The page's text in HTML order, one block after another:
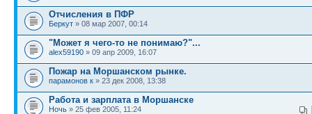
Отчисления в ПФР
Беркут » 08 мар 2007, 00:14
"Может я чего-то не понимаю?"...
alex59190 » 09 апр 2009, 16:07
Пожар на Моршанском рынке.
парамонов к » 23 дек 2008, 13:38
Работа и зарплата в Моршанске
Ночь » 25 фев 2005, 11:24